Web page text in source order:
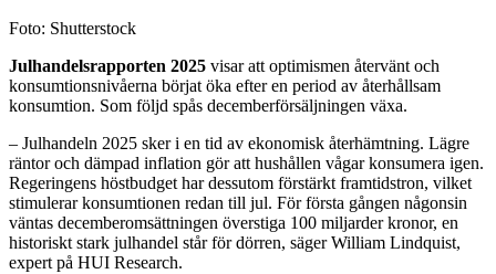
Foto: Shutterstock
Julhandelsrapporten 2025 visar att optimismen återvänt och
konsumtionsnivåerna börjat öka efter en period av återhållsam
konsumtion. Som följd spås decemberförsäljningen växa.
– Julhandeln 2025 sker i en tid av ekonomisk återhämtning. Lägre
räntor och dämpad inflation gör att hushållen vågar konsumera igen.
Regeringens höstbudget har dessutom förstärkt framtidstron, vilket
stimulerar konsumtionen redan till jul. För första gången någonsin
väntas decemberomsättningen överstiga 100 miljarder kronor, en
historiskt stark julhandel står för dörren, säger William Lindquist,
expert på HUI Research.